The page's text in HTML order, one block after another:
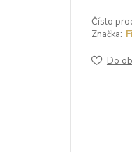
Číslo
Značka:
Do